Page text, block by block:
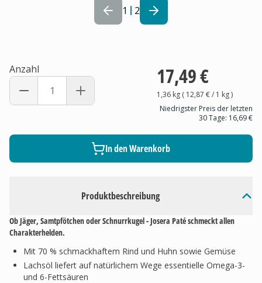
1 2
Produktbeschreibung
Ob Jäger, Samtpfötchen oder Schnurrkugel - Josera Paté schmeckt allen
Charakterhelden.
Mit 70 % schmackhaftem Rind und Huhn sowie Gemüse
Lachsöl liefert auf natürlichem Wege essentielle Omega-3-
und 6-Fettsäuren
Anzahl 17,49 €
1,36 kg( 12,87 €/ 1 kg)
Niedrigster Preis der letzten
30 Tage: 16,69 €
In den Warenkorb